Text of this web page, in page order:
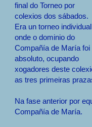
final do Torneo por
colexios dos sábados.
Era un torneo individual
onde o dominio do
Compañía de María foi
absoluto, ocupando
xogadores deste
as tres primeiras
Na fase anterior por
Compañía de María.